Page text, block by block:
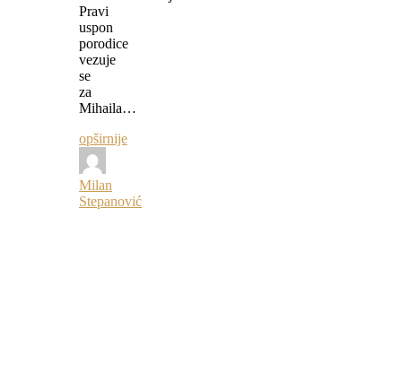
Pravi
uspon
porodice
vezuje
se
za
Mihaila…
opširnije
Milan
Stepanović